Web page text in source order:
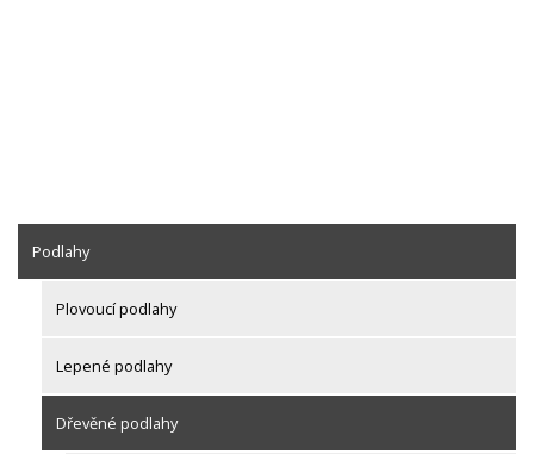
Podlahy
Plovoucí podlahy
Lepené podlahy
Dřevěné podlahy